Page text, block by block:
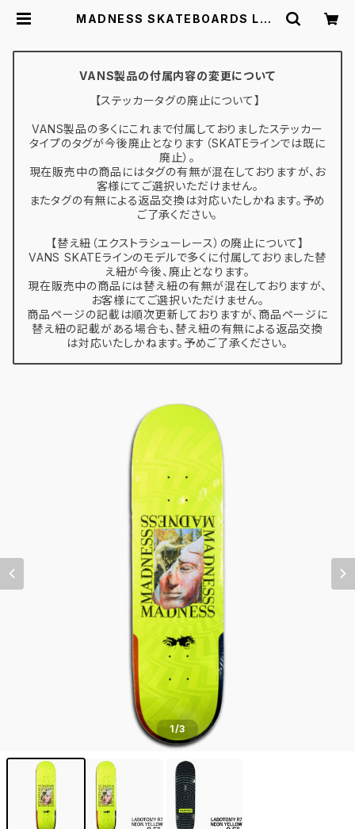
MADNESS SKATEBOARDS LAB
通販 BACKDOOR
VANS製品の付属内容の変更について
【ステッカータグの廃止について】
VANS製品の多くにこれまで付属しておりましたステッカー
タイプのタグが今後廃止となります（SKATEラインでは既に
廃止）。
現在販売中の商品にはタグの有無が混在しておりますが、お
客様にてご選択いただけません。
またタグの有無による返品交換は対応いたしかねます。予め
ご了承ください。
【替え紐（エクストラシューレース）の廃止について】
VANS SKATEラインのモデルで多くに付属しておりました替
え紐が今後、廃止となります。
現在販売中の商品には替え紐の有無が混在しておりますが、
お客様にてご選択いただけません。
商品ページの記載は順次更新しておりますが、商品ページに
替え紐の記載がある場合も、替え紐の有無による返品交換
は対応いたしかねます。予めご了承ください。
1/3